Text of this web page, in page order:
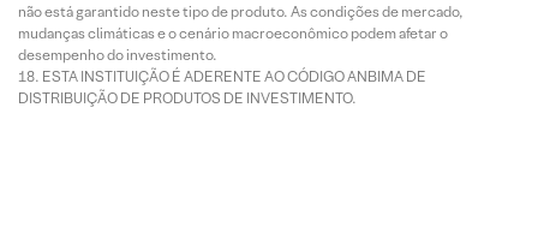
não está garantido neste tipo de produto. As condições de mercado,
mudanças climáticas e o cenário macroeconômico podem afetar o
desempenho do investimento.
ESTA INSTITUIÇÃO É ADERENTE AO CÓDIGO ANBIMA DE
DISTRIBUIÇÃO DE PRODUTOS DE INVESTIMENTO.